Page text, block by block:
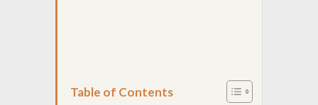
Table of Contents